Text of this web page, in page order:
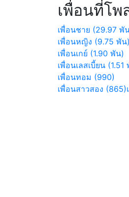
เพื่อนที่โพ
เพื่อนชาย (29.97 พั
เพื่อนหญิง (9.75 พัน)
เพื่อนเกย์ (1.90 พัน)
เพื่อนเลสเบี้ยน (1.51
เพื่อนทอม (990)
เพื่อนสาวสอง (865)